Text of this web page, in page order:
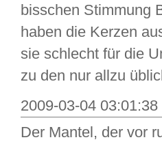
bisschen Stimmung
haben die Kerzen
sie schlecht für die
zu den nur allzu
2009-03-04 03:01:38
Der Mantel, der vor